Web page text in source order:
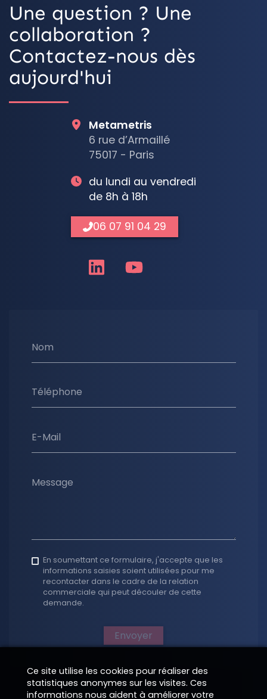
Une question ? Une
collaboration ?
Contactez-nous dès
aujourd'hui
Nom
Téléphone
E-Mail
Message
En soumettant ce formulaire, j'accepte que les
informations saisies soient utilisées pour me
recontacter dans le cadre de la relation
commerciale qui peut découler de cette
demande.
Envoyer
Metametris
6 rue d’Armaillé
75017 - Paris
du lundi au vendredi
de 8h à 18h
06 07 91 04 29
Ce site utilise les cookies pour réaliser des
statistiques anonymes sur les visites. Ces
informations nous aident à améliorer votre